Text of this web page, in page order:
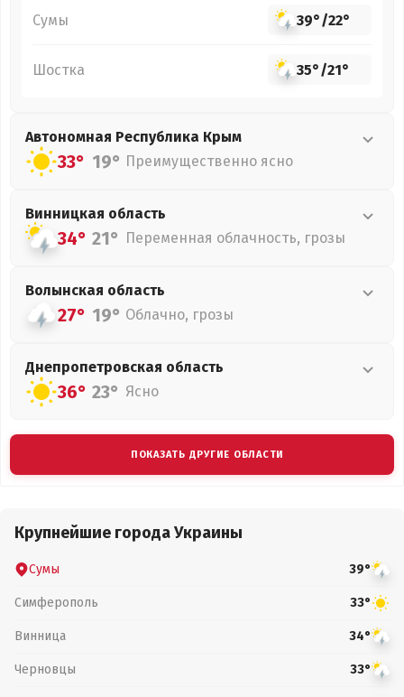
Сумы 39°/22°
Шостка 35°/21°
Автономная Республика Крым
33° 19° Преимущественно ясно
Винницкая область
34° 21° Переменная облачность, грозы
Волынская область
27° 19° Облачно, грозы
Днепропетровская область
36° 23° Ясно
ПОКАЗАТЬ ДРУГИЕ ОБЛАСТИ
Крупнейшие города Украины
Сумы 39°
Симферополь 33°
Винница 34°
Черновцы 33°